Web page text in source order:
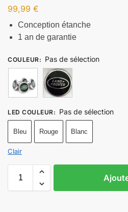
99,99 €
Conception étanche
1 an de garantie
COULEUR: Pas de sélection
LED COULEUR: Pas de sélection
Bleu Rouge Blanc
Clair